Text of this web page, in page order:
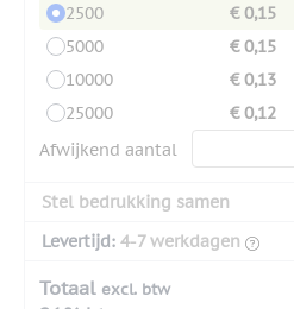
2500
€ 0,15
5000
€ 0,15
10000
€ 0,13
25000
€ 0,12
Afwijkend aantal
Stel bedrukking samen
Levertijd: 4-7 werkdagen
Totaal excl. btw